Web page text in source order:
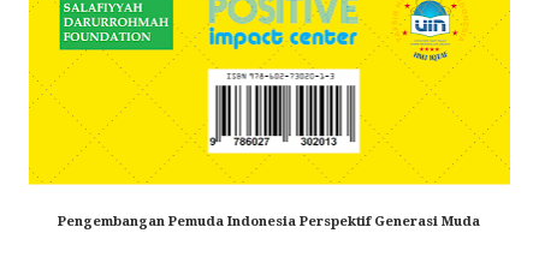
Pengembangan Pemuda Indonesia Perspektif Generasi Muda